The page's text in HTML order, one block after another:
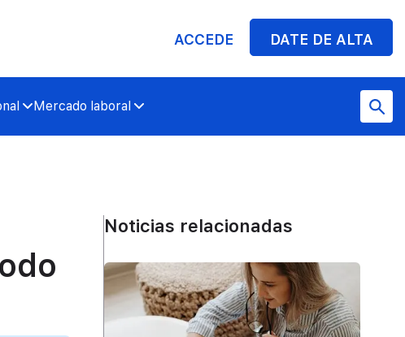
ACCEDE DATE DE ALTA
Mercado laboral
Noticias relacionadas